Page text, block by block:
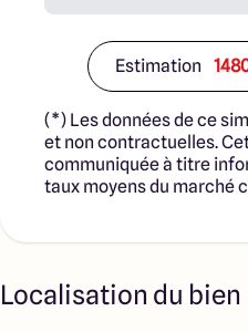
cadre de la loi du 19/12/
professionnels dûment
immobilière, soit des
sélectionnés sont
parution de l’annonce. En
ses collaborateurs ne sont
jouent un rôle
transaction et ne participent
nos partenaires fonciers.
Estimation
(*) Les données de ce
et non contractuelles.
communiquée à titre
taux moyens du marché
Localisation du bien